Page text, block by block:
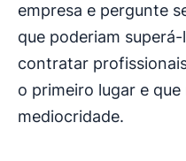
empresa e pergunte
que poderiam
contratar
o primeiro lugar e
mediocridade.